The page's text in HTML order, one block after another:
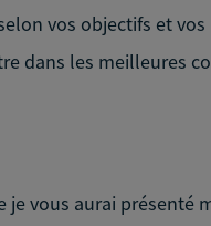
vos objectifs et vos
dans les meilleures
vous aurai présenté